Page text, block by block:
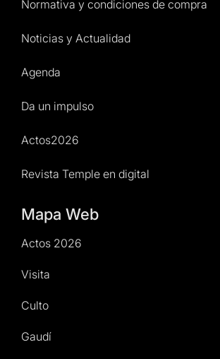
Normativa y condiciones de compra
Noticias y Actualidad
Agenda
Da un impulso
Actos2026
Revista Temple en digital
Mapa Web
Actos 2026
Visita
Culto
Gaudí